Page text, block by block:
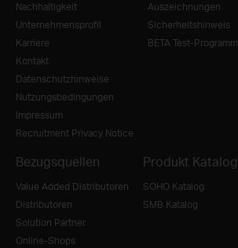
Nachhaltigkeit
Unternehmensprofil
Karriere
Kontakt
Datenschutzhinweise
Nutzungsbedingungen
Impressum
Recruitment Privacy Notice
Auszeichnungen
Sicherheitshinweis
BETA Test-Programm
Bezugsquellen
Value Added Distributoren
Distributoren
Solution Partner
Online-Shops
Produkt Katalog
SOHO Katalog
SMB Katalog